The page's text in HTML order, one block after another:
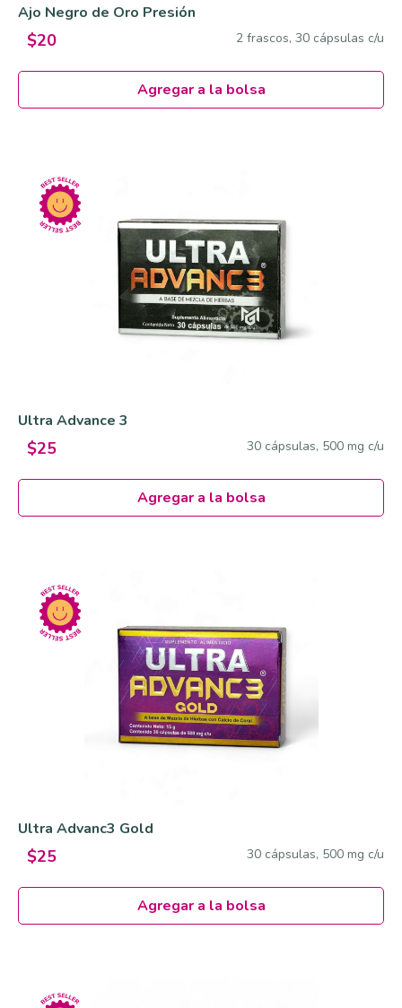
Ajo Negro de Oro Presión
$20 2 frascos, 30 cápsulas c/u
Agregar a la bolsa
Ultra Advance 3
$25 30 cápsulas, 500 mg c/u
Agregar a la bolsa
Ultra Advanc3 Gold
$25 30 cápsulas, 500 mg c/u
Agregar a la bolsa